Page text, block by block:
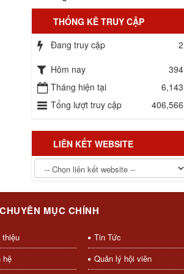
Gia Lai tăng cường công tác quản lý
hoạt động chuyên môn Võ cổ truyền
Số hóa – hướng đi tất yếu trong
truyền
Đêm Võ đài Bình Định – Tuần lễ Du
lịch quốc gia Gia Lai năm 2026
THỐNG KÊ TRUY CẬP
Đang truy cập
2
Hôm nay
394
Tháng hiện tại
6,143
Tổng lượt truy cập
406,566
LIÊN KẾT WEBSITE
MỤC CHÍNH
thiệu
Tin Tức
hệ
Quản lý hội viên